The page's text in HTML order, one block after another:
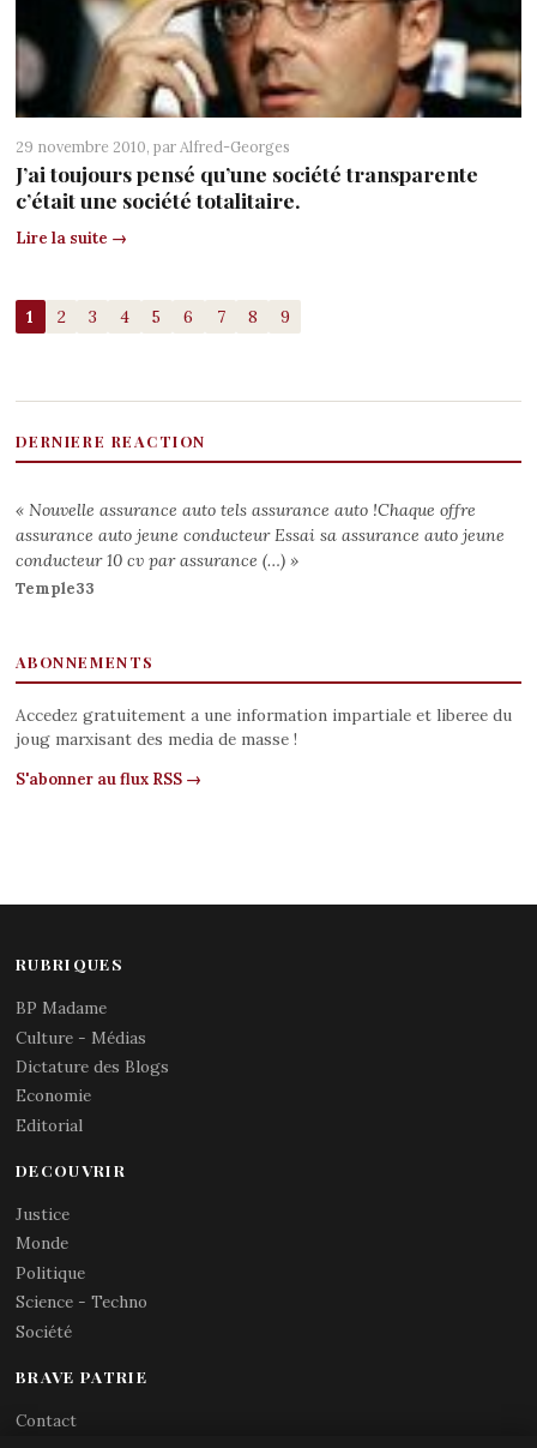
29 novembre 2010, par Alfred-Georges
J’ai toujours pensé qu’une société transparente
c’était une société totalitaire.
Lire la suite →
1 2 3 4 5 6 7 8 9
DERNIERE REACTION
« Nouvelle assurance auto tels assurance auto !Chaque offre
assurance auto jeune conducteur Essai sa assurance auto jeune
conducteur 10 cv par assurance (…) »
Temple33
ABONNEMENTS
Accedez gratuitement a une information impartiale et liberee du
joug marxisant des media de masse !
S'abonner au flux RSS →
RUBRIQUES
BP Madame
Culture - Médias
Dictature des Blogs
Economie
Editorial
DECOUVRIR
Justice
Monde
Politique
Science - Techno
Société
BRAVE PATRIE
Contact